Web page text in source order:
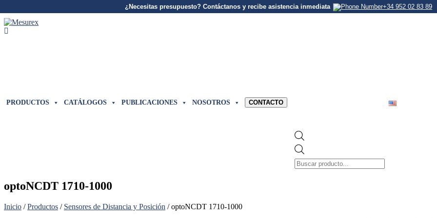
¿Necesitas presupuesto? Contáctanos y recibe asistencia inmediata +34 952 02 83 89
Saltar
al
PRODUCTOS CATÁLOGOS PUBLICACIONES NOSOTROS CONTACTO
de
optoNCDT 1710-1000
Inicio /Productos / Sensores de Distancia y Posición / optoNCDT 1710-1000